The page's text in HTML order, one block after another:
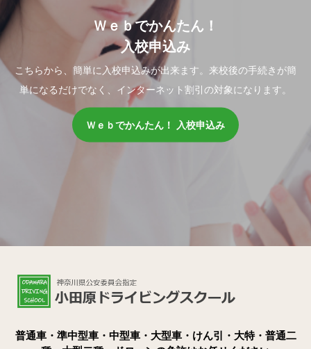
Ｗｅｂでかんたん！
入校申込み
こちらから、簡単に入校申込みが出来ます。来校後の手続きが簡
単になるだけでなく、インターネット割引の対象になります。
Ｗｅｂでかんたん！ 入校申込み
普通車・準中型車・中型車・大型車・けん引・大特・普通二